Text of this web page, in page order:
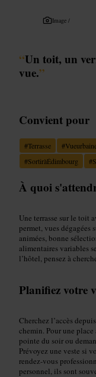
Image /
“Un toit, un
vue.”
Convient pour
#Terrasse #
#SortiràÉdimbourg #
À quoi
Une terrasse sur le toit
permet, vues
animées, bonne
alimentaires variables
l’hôtel, pensez à
Planifiez votre
Cherchez l’accès
chemin. Pour une
pointe du soir ou
Prévoyez une veste si
rendez-vous
personnel, ils sont